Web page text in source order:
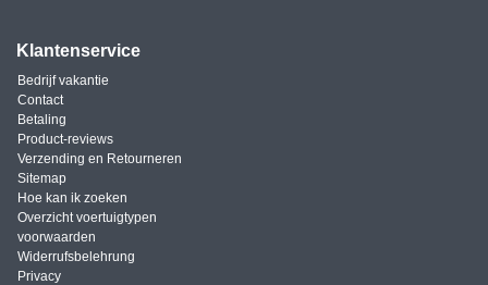
Klantenservice
Bedrijf vakantie
Contact
Betaling
Product-reviews
Verzending en Retourneren
Sitemap
Hoe kan ik zoeken
Overzicht voertuigtypen
voorwaarden
Widerrufsbelehrung
Privacy